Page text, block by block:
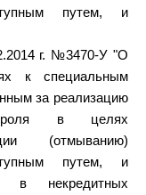
путем, и
г. №3470-У "О
к специальным
за реализацию
в целях
(отмыванию)
путем, и
в некредитных